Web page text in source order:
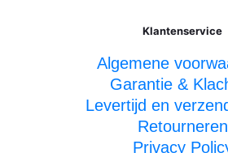
Klantenservice
Algemene
Garantie &
Levertijd en
Retourneren
Privacy